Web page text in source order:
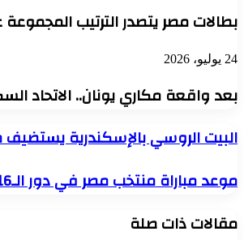
بطالات مصر يتصدر الترتيب
24 يوليو، 2026
بعد واقعة مكاري يونان.. الاتحاد
البيت
الروسي
يستضيف
معرض
الطبيعة
البيت الروسي بالإسكندرية يستضيف
مباراة
مصر
موعد مباراة منتخب مصر في دور الـ16 بكأس العالم 2026 والقنوات الناقلة
مقالات ذات صلة